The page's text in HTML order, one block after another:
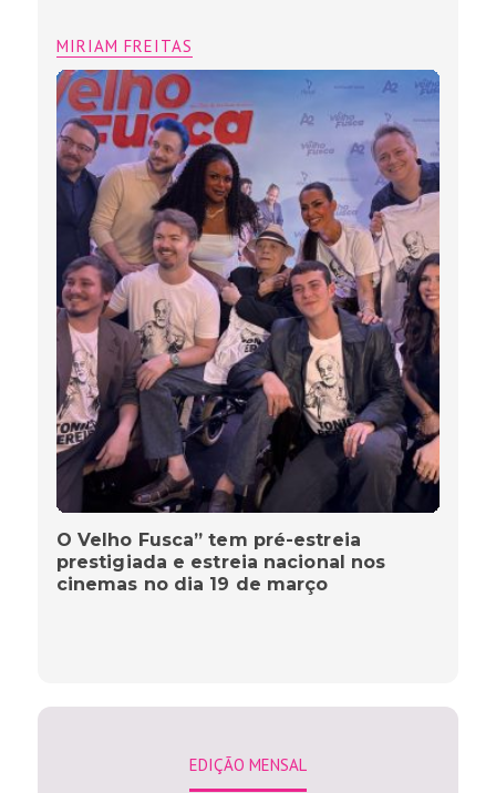
O Velho Fusca” tem pré-estreia
prestigiada e estreia nacional nos
cinemas no dia 19 de março
EDIÇÃO MENSAL